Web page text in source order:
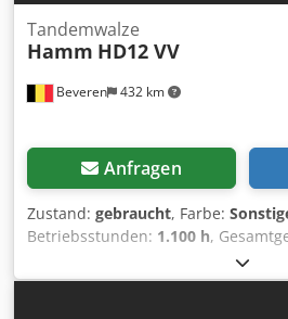
Beveren 432 km
Tandemwalze
Hamm HD12 VV
Anfragen
Zustand: gebraucht, Farbe:
Betriebsstunden: 1.100 h,
Kennzeichnung: ja Seriennummer:
zu verkaufen! Csdpfxey R Uq Eo Ag
unsere Website und entdecken